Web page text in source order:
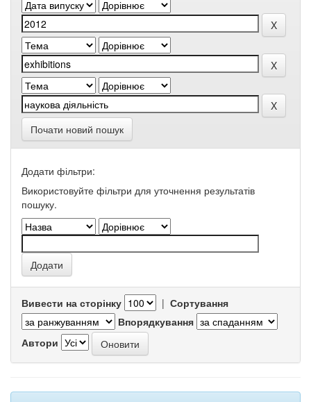
Почати новий пошук
Додати фільтри:
Використовуйте фільтри для уточнення результатів
пошуку.
Вивести на сторінку | Сортування
Впорядкування
Автори